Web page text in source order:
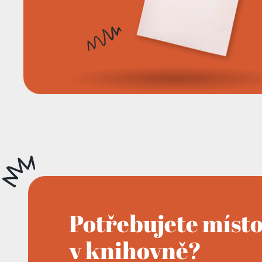
Potřebujete
v knihovně?